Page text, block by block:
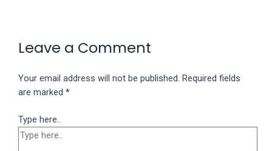
Leave a Comment
Your email address will not be published. Required fields
are marked*
Type here..